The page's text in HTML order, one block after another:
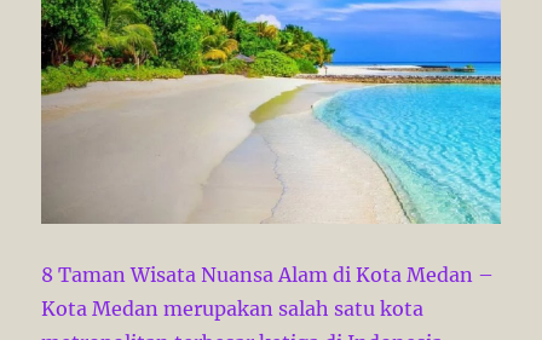
8 Taman Wisata Nuansa Alam di Kota Medan –
Kota Medan merupakan salah satu kota